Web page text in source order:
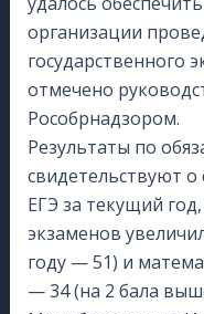
организации
государственного
отмечено
Рособрнадзором.
Результаты по
свидетельствуют
ЕГЭ за текущий
экзаменов
году — 51) и
— 34 (на 2 бала